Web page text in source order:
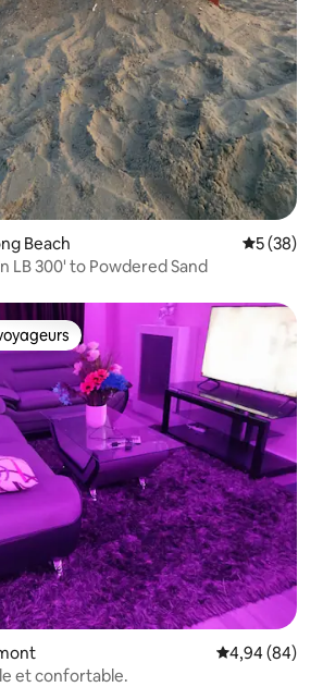
Beach
5 (38)
LB 300' to Powdered Sand
les plus appréciés
Évaluation
4,94 (84)
et confortable.